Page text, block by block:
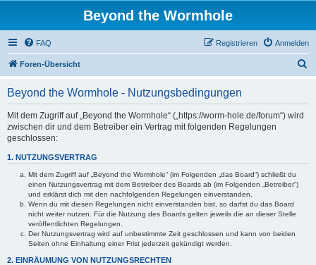
Beyond the Wormhole
FAQ Anmelden
Registrieren
Foren-Übersicht
Beyond the Wormhole - Nutzungsbedingungen
Mit dem Zugriff auf „Beyond the Wormhole“ („https://worm-hole.de/forum“) wird
zwischen dir und dem Betreiber ein Vertrag mit folgenden Regelungen
geschlossen:
1. NUTZUNGSVERTRAG
Mit dem Zugriff auf „Beyond the Wormhole“ (im Folgenden „das Board“) schließt du
einen Nutzungsvertrag mit dem Betreiber des Boards ab (im Folgenden „Betreiber“)
und erklärst dich mit den nachfolgenden Regelungen einverstanden.
Wenn du mit diesen Regelungen nicht einverstanden bist, so darfst du das Board
nicht weiter nutzen. Für die Nutzung des Boards gelten jeweils die an dieser Stelle
veröffentlichten Regelungen.
Der Nutzungsvertrag wird auf unbestimmte Zeit geschlossen und kann von beiden
Seiten ohne Einhaltung einer Frist jederzeit gekündigt werden.
2. EINRÄUMUNG VON NUTZUNGSRECHTEN